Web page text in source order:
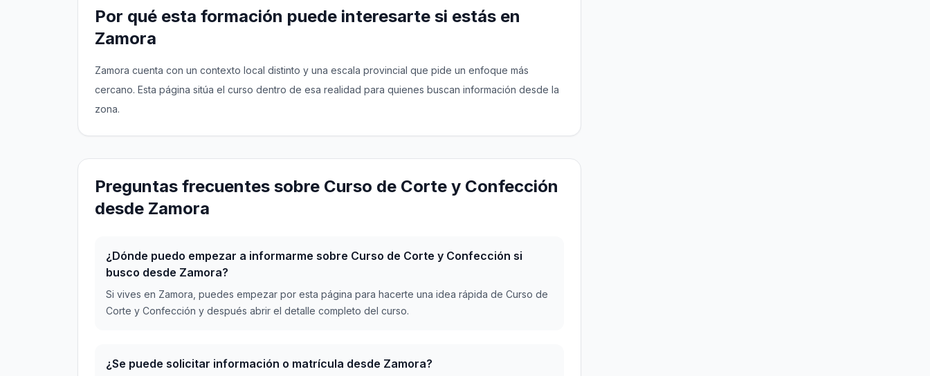
Por qué esta formación puede interesarte si estás en
Zamora
Zamora cuenta con un contexto local distinto y una escala provincial que pide un enfoque más
cercano. Esta página sitúa el curso dentro de esa realidad para quienes buscan información desde la
zona.
Preguntas frecuentes sobre Curso de Corte y Confección
desde Zamora
¿Dónde puedo empezar a informarme sobre Curso de Corte y Confección si
busco desde Zamora?
Si vives en Zamora, puedes empezar por esta página para hacerte una idea rápida de Curso de
Corte y Confección y después abrir el detalle completo del curso.
¿Se puede solicitar información o matrícula desde Zamora?